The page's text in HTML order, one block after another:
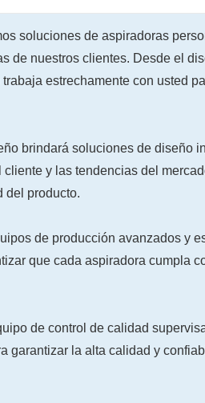
soluciones de aspiradoras
de nuestros clientes. Desde el
estrechamente con usted
brindará soluciones de diseño
y las tendencias del
del producto.
de producción avanzados y
que cada aspiradora cumpla
de control de calidad
garantizar la alta calidad y